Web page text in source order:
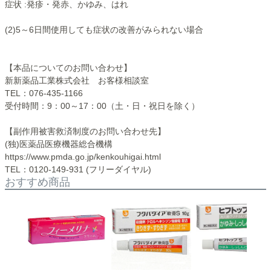
症状 :発疹・発赤、かゆみ、はれ
(2)5～6日間使用しても症状の改善がみられない場合
【本品についてのお問い合わせ】
新新薬品工業株式会社 お客様相談室
TEL：076-435-1166
受付時間：9：00～17：00（土・日・祝日を除く）
【副作用被害救済制度のお問い合わせ先】
(独)医薬品医療機器総合機構
https://www.pmda.go.jp/kenkouhigai.html
TEL：0120-149-931 (フリーダイヤル)
おすすめ商品